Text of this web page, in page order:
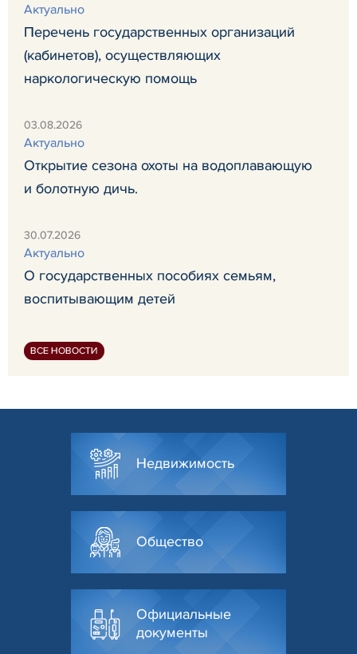
Актуально
Перечень государственных организаций
(кабинетов), осуществляющих
наркологическую помощь
03.08.2026
Актуально
Открытие сезона охоты на водоплавающую
и болотную дичь.
30.07.2026
Актуально
О государственных пособиях семьям,
воспитывающим детей
ВСЕ НОВОСТИ
Недвижимость
Общество
Официальные
документы